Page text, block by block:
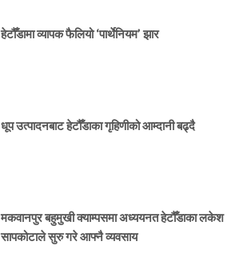
हेटौँडामा व्यापक फैलियो ‘पार्थेनियम’ झार
धूप उत्पादनबाट हेटौँडाका गृहिणीको आम्दानी बढ्दै
मकवानपुर बहुमुखी क्याम्पसमा अध्ययनत हेटौँडाका लकेश
सापकोटाले सुरु गरे आफ्नै व्यवसाय